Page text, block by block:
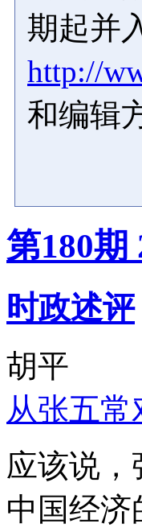
期起并
http://
和编辑
第180期
时政述评
胡平
从张五
应该说
中国经